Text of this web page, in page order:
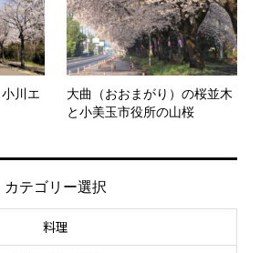
川エ
大曲（おおまがり）の桜並木
と小美玉市役所の山桜
カテゴリー選択
料理